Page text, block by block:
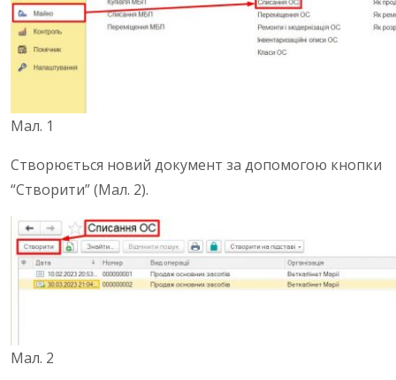
Мал. 1
Створюється новий документ за допомогою кнопки
“Створити” (Мал. 2).
Мал. 2